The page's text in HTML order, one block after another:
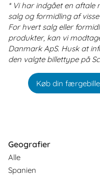
Geografier
Alle
Spanien
* Vi har indgået en aftale
salg og formidling af
For hvert salg eller
produkter, kan vi
Danmark ApS. Husk at
den valgte billettype på
Køb din